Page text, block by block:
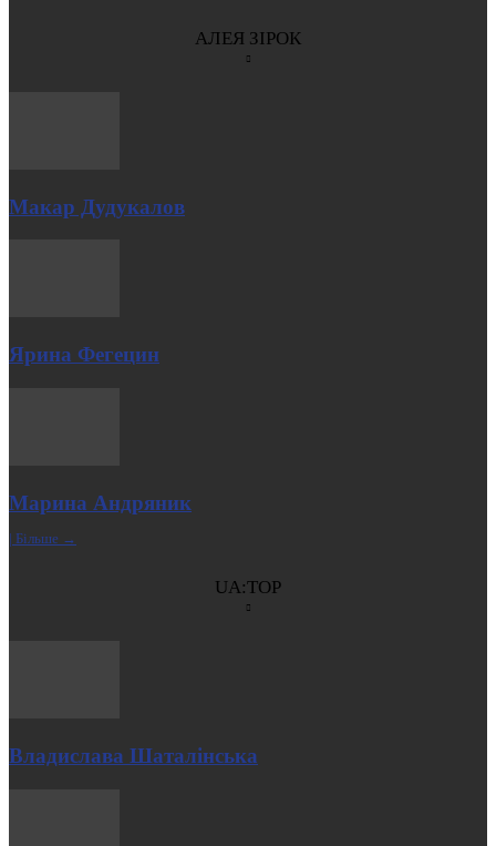
АЛЕЯ ЗІРОК
Макар Дудукалов
Ярина Фегецин
Марина Андряник
| Більше →
UA:TOP
Владислава Шаталінська